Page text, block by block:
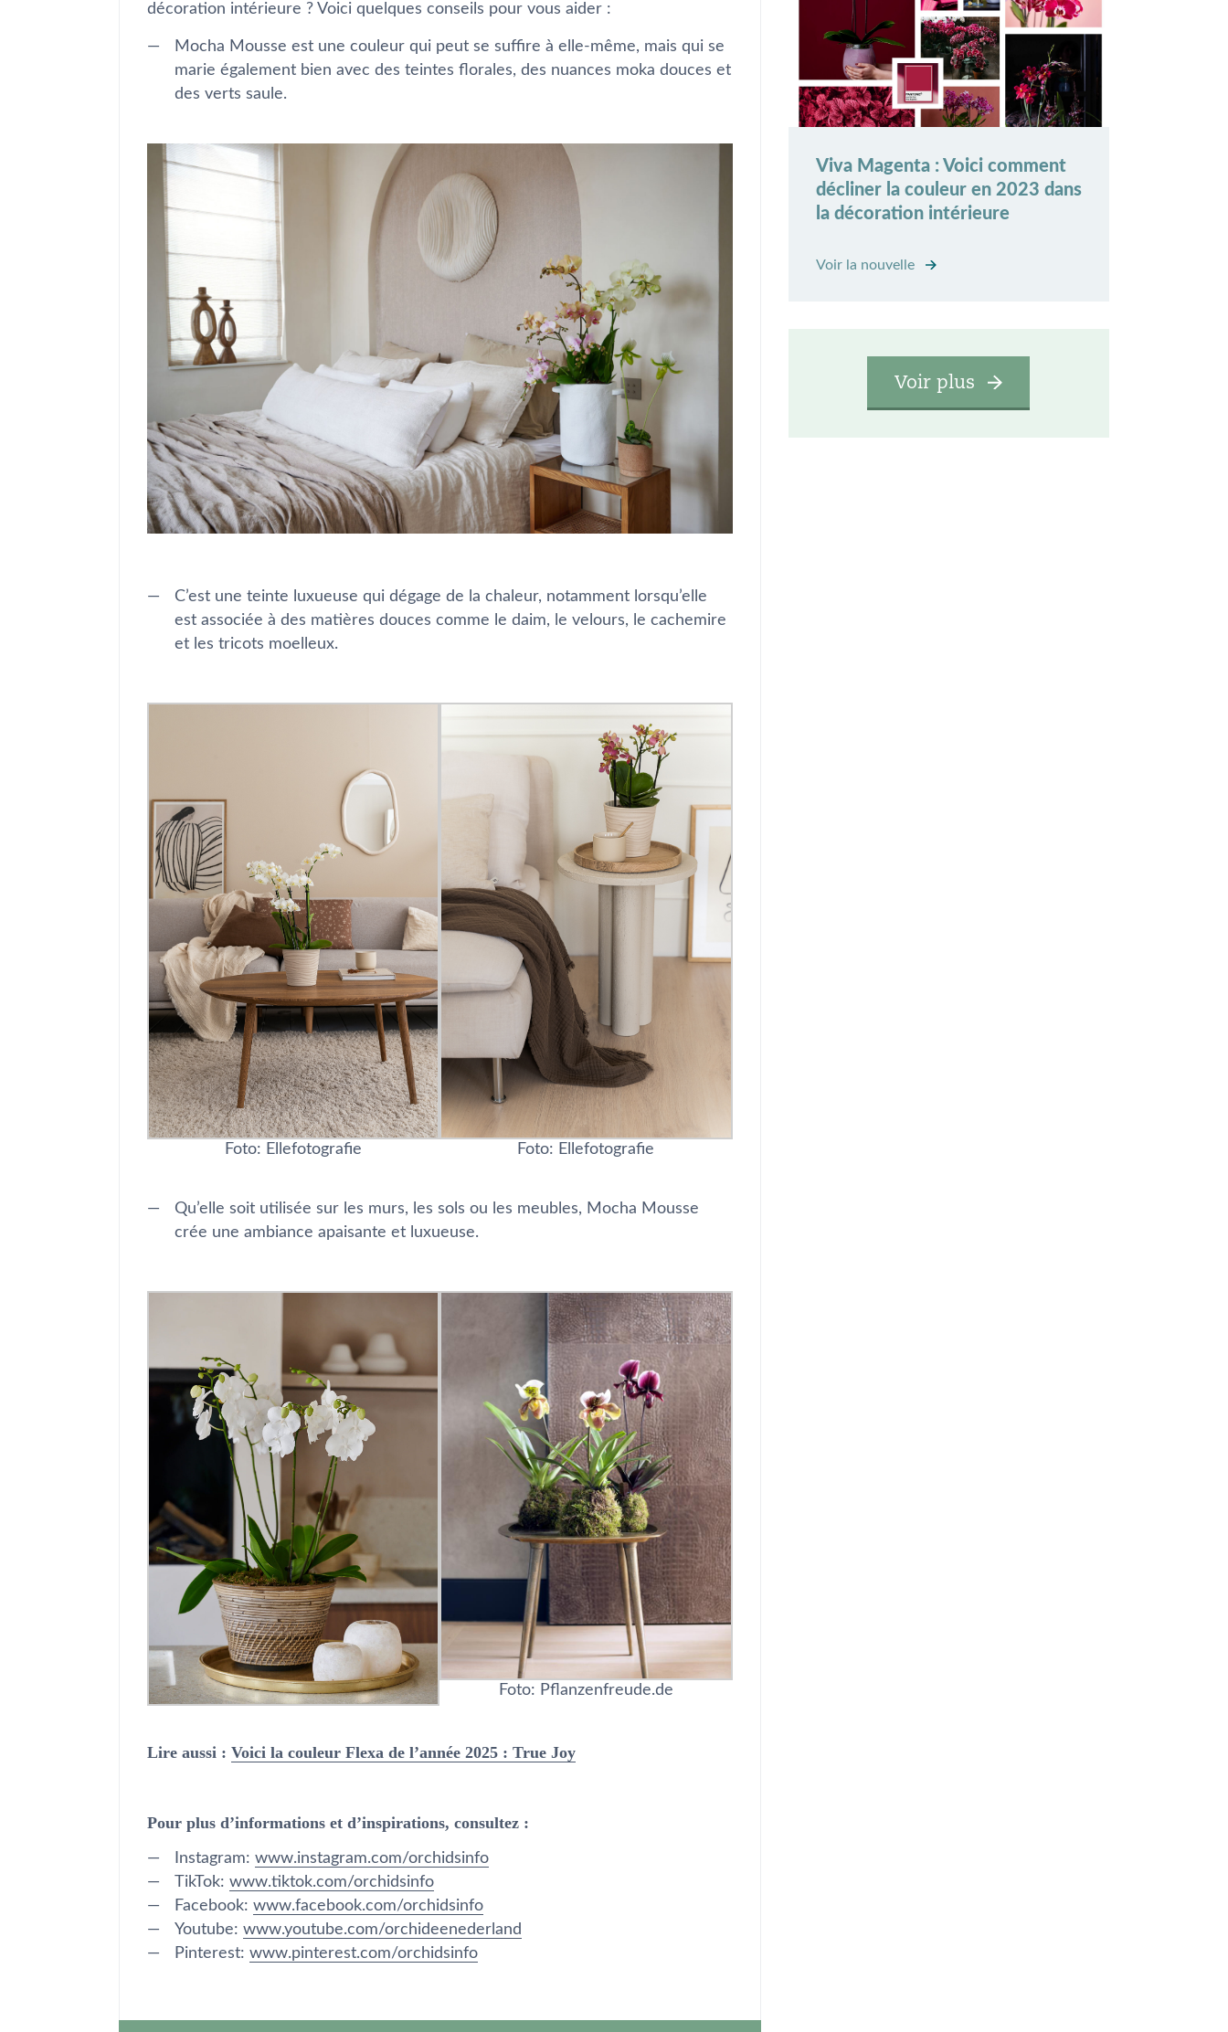
décoration intérieure ? Voici quelques conseils pour vous aider :
Mocha Mousse est une couleur qui peut se suffire à elle-même, mais qui se
marie également bien avec des teintes florales, des nuances moka douces et
des verts saule.
C’est une teinte luxueuse qui dégage de la chaleur, notamment lorsqu’elle
est associée à des matières douces comme le daim, le velours, le cachemire
et les tricots moelleux.
Foto: Ellefotografie Foto: Ellefotografie
Qu’elle soit utilisée sur les murs, les sols ou les meubles, Mocha Mousse
crée une ambiance apaisante et luxueuse.
Foto: Pflanzenfreude.de
Lire aussi : Voici la couleur Flexa de l’année 2025 : True Joy
Pour plus d’informations et d’inspirations, consultez :
Instagram: www.instagram.com/orchidsinfo
TikTok: www.tiktok.com/orchidsinfo
Facebook: www.facebook.com/orchidsinfo
Youtube: www.youtube.com/orchideenederland
Pinterest: www.pinterest.com/orchidsinfo
Viva Magenta : Voici comment
décliner la couleur en 2023 dans
la décoration intérieure
Voir la nouvelle
Voir plus